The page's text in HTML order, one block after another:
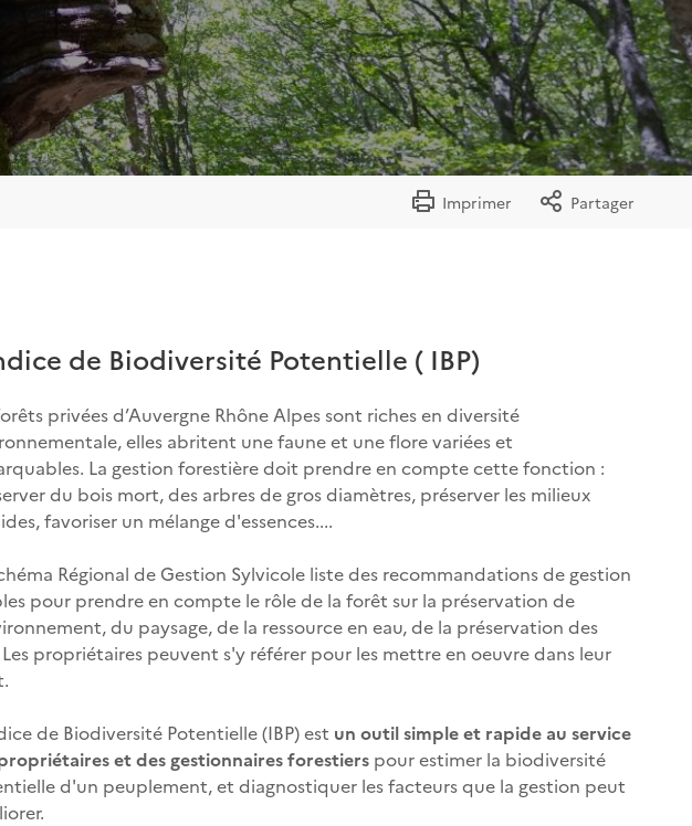
Imprimer Partager
de Biodiversité Potentielle ( IBP)
privées d’Auvergne Rhône Alpes sont riches en diversité
elles abritent une faune et une flore variées et
La gestion forestière doit prendre en compte cette fonction :
du bois mort, des arbres de gros diamètres, préserver les milieux
favoriser un mélange d'essences....
Régional de Gestion Sylvicole liste des recommandations de gestion
pour prendre en compte le rôle de la forêt sur la préservation de
du paysage, de la ressource en eau, de la préservation des
Les propriétaires peuvent s'y référer pour les mettre en oeuvre dans leur
de Biodiversité Potentielle (IBP) est un outil simple et rapide au service
et des gestionnaires forestiers pour estimer la biodiversité
d'un peuplement, et diagnostiquer les facteurs que la gestion peut